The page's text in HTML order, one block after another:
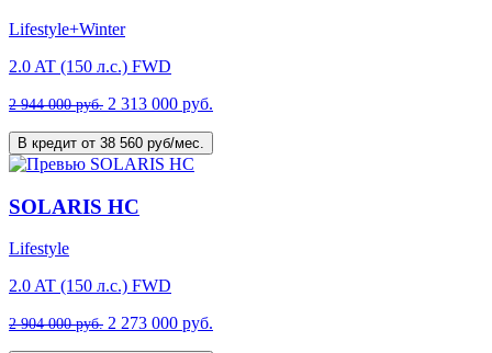
Lifestyle+Winter
2.0 AT (150 л.с.) FWD
2 944 000 руб. 2 313 000 руб.
В кредит от 38 560 руб/мес.
SOLARIS HC
Lifestyle
2.0 AT (150 л.с.) FWD
2 904 000 руб. 2 273 000 руб.